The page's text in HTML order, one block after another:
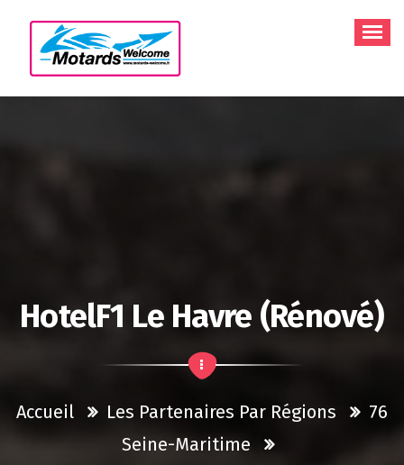
contenu
HotelF1 Le Havre (rénové)
Accueil Les Partenaires Par Régions
76
Seine-Maritime